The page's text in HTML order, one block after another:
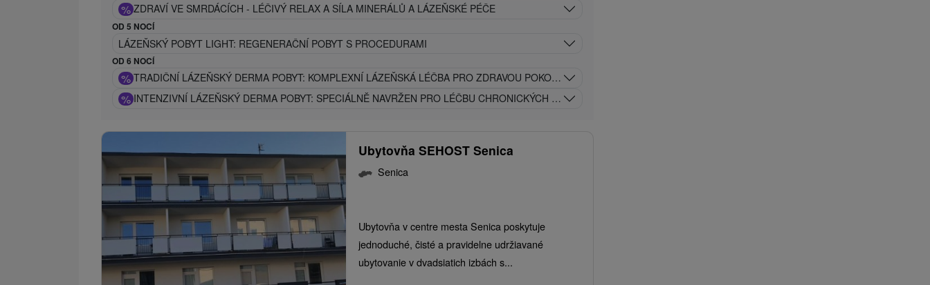
% ZDRAVÍ VE SMRDÁCÍCH - LÉČIVÝ RELAX A SÍLA MINERÁLŮ A LÁZEŇSKÉ PÉČE
OD 5 NOCÍ
LÁZEŇSKÝ POBYT LIGHT: REGENERAČNÍ POBYT S PROCEDURAMI
OD 6 NOCÍ
% TRADIČNÍ LÁZEŇSKÝ DERMA POBYT: KOMPLEXNÍ LÁZEŇSKÁ LÉČBA PRO ZDRAVOU POKOŽKU A SNADNĚJŠÍ POHYB
% INTENZIVNÍ LÁZEŇSKÝ DERMA POBYT: SPECIÁLNĚ NAVRŽEN PRO LÉČBU CHRONICKÝCH KOŽNÍCH ONEMOCNĚNÍ
Ubytovňa SEHOST Senica
Senica
Ubytovňa v centre mesta Senica poskytuje
jednoduché, čisté a pravidelne udržiavané
ubytovanie v dvadsiatich izbách s...